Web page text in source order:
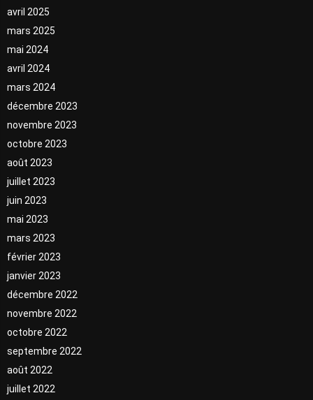
avril 2025
mars 2025
mai 2024
avril 2024
mars 2024
décembre 2023
novembre 2023
octobre 2023
août 2023
juillet 2023
juin 2023
mai 2023
mars 2023
février 2023
janvier 2023
décembre 2022
novembre 2022
octobre 2022
septembre 2022
août 2022
juillet 2022